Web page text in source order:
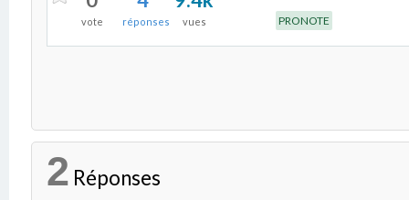
vote réponses vues PRONOTE
2 Réponses